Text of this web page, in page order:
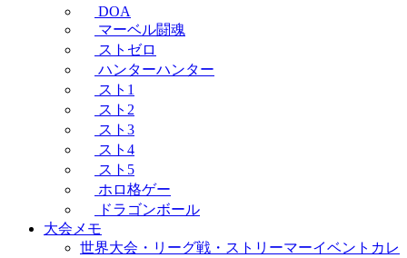
DOA
マーベル闘魂
ストゼロ
ハンターハンター
スト1
スト2
スト3
スト4
スト5
ホロ格ゲー
ドラゴンボール
大会メモ
世界大会・リーグ戦・ストリーマーイベントカレ